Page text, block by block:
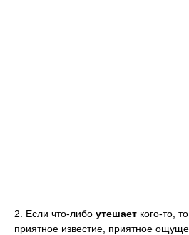
2. Если что-либо утешает кого-то,
приятное известие, приятное